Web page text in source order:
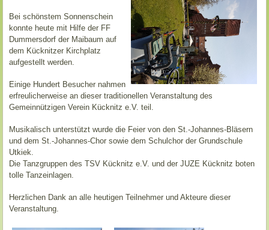
Bei schönstem Sonnenschein
konnte heute mit Hilfe der FF
Dummersdorf der Maibaum auf
dem Kücknitzer Kirchplatz
aufgestellt werden.
Einige Hundert Besucher nahmen
erfreulicherweise an dieser traditionellen Veranstaltung des
Gemeinnützigen Verein Kücknitz e.V. teil.
Musikalisch unterstützt wurde die Feier von den St.-Johannes-Bläsern
und dem St.-Johannes-Chor sowie dem Schulchor der Grundschule
Utkiek.
Die Tanzgruppen des TSV Kücknitz e.V. und der JUZE Kücknitz boten
tolle Tanzeinlagen.
Herzlichen Dank an alle heutigen Teilnehmer und Akteure dieser
Veranstaltung.